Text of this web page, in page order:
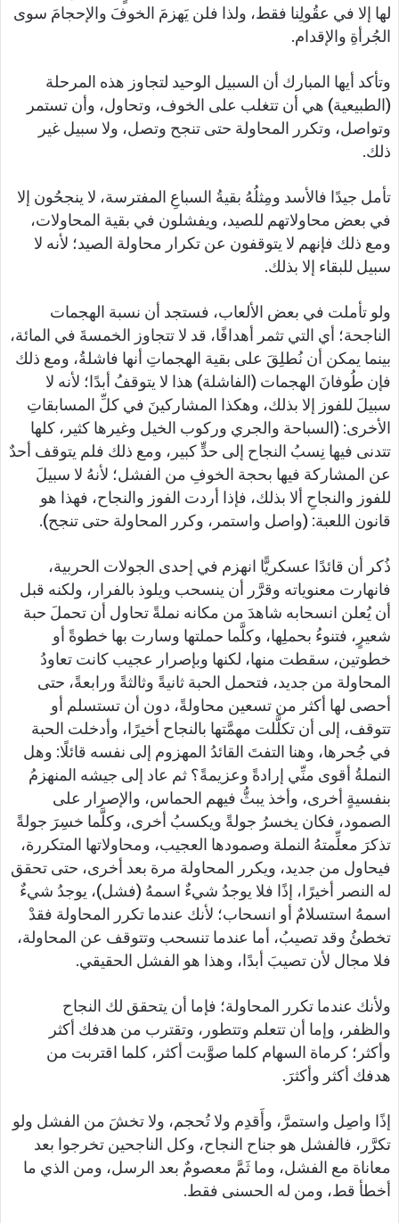
لها إلا في عقُولِنا فقط، ولذا فلن يَهزمَ الخوفَ والإحجامَ سوى
الجُرأةِ والإقدام.
وتأكد أيها المبارك أن السبيل الوحيد لتجاوز هذه المرحلة
(الطبيعية) هي أن تتغلب على الخوف، وتحاول، وأن تستمر
وتواصل، وتكرر المحاولة حتى تنجح وتصل، ولا سبيل غير
ذلك.
تأمل جيدًا فالأسد ومِثلُهُ بقيةُ السباعِ المفترسة، لا ينجحُون إلا
في بعض محاولاتهم للصيد، ويفشلون في بقية المحاولات،
ومع ذلك فإنهم لا يتوقفون عن تكرار محاولة الصيد؛ لأنه لا
سبيل للبقاء إلا بذلك.
ولو تأملت في بعض الألعاب، فستجد أن نسبة الهجمات
الناجحة؛ أي التي تثمر أهدافًا، قد لا تتجاوز الخمسةَ في المائة،
بينما يمكن أن نُطلِقَ على بقية الهجماتِ أنها فاشلةُ، ومع ذلك
فإن طُوفانَ الهجمات (الفاشلة) هذا لا يتوقفُ أبدًا؛ لأنه لا
سبيلَ للفوز إلا بذلك، وهكذا المشاركينَ في كلِّ المسابقاتِ
الأخرى: (السباحة والجري وركوب الخيل وغيرها كثير، كلها
تتدنى فيها نِسبُ النجاح إلى حدٍّ كبير، ومع ذلك فلم يتوقف أحدٌ
عن المشاركة فيها بحجة الخوفِ من الفشل؛ لأنهُ لا سبيلَ
للفوز والنجاحِ ألا بذلك، فإذا أردت الفوز والنجاح، فهذا هو
قانون اللعبة: (واصل واستمر، وكرر المحاولة حتى تنجح).
ذُكر أن قائدًا عسكريًّا انهزم في إحدى الجولات الحربية،
فانهارت معنوياته وقرَّر أن ينسحب ويلوذ بالفرار، ولكنه قبل
أن يُعلن انسحابه شاهدَ من مكانه نملةً تحاول أن تحملَ حبة
شعيرٍ، فتنوءُ بحملِها، وكلَّما حملتها وسارت بها خطوةً أو
خطوتين، سقطت منها، لكنها وبإصرار عجيب كانت تعاودُ
المحاولة من جديد، فتحمل الحبة ثانيةً وثالثةً ورابعةً، حتى
أحصى لها أكثر من تسعين محاولةً، دون أن تستسلم أو
تتوقف، إلى أن تكلَّلت مهمَّتها بالنجاح أخيرًا، وأدخلت الحبة
في جُحرها، وهنا التفتَ القائدُ المهزوم إلى نفسه قائلًا: وهل
النملةُ أقوى منِّي إرادةً وعزيمةً؟ ثم عاد إلى جيشه المنهزمُ
بنفسيةٍ أخرى، وأخذ يبثُّ فيهم الحماس، والإصرار على
الصمود، فكان يخسرُ جولةً ويكسبُ أخرى، وكلَّما خسِرَ جولةً
تذكرَ معلِّمتهُ النملة وصمودها العجيب، ومحاولاتها المتكررة،
فيحاول من جديد، ويكرر المحاولة مرة بعد أخرى، حتى تحقق
له النصر أخيرًا، إذًا فلا يوجدُ شيءٌ اسمهُ (فشل)، يوجدُ شيءٌ
اسمهُ استسلامٌ أو انسحاب؛ لأنك عندما تكرر المحاولة فقدْ
تخطئُ وقد تصيبُ، أما عندما تنسحب وتتوقف عن المحاولة،
فلا مجال لأن تصيبَ أبدًا، وهذا هو الفشل الحقيقي.
ولأنك عندما تكرر المحاولة؛ فإما أن يتحقق لك النجاح
والظفر، وإما أن تتعلم وتتطور، وتقترب من هدفك أكثر
وأكثر؛ كرماة السهام كلما صوَّبت أكثر، كلما اقتربت من
هدفك أكثر وأكثرَ.
إذًا واصِل واستمرَّ، وأَقدِم ولا تُحجم، ولا تخشَ من الفشل ولو
تكرَّر، فالفشل هو جناح النجاح، وكل الناجحين تخرجوا بعد
معاناة مع الفشل، وما ثَمَّ معصومٌ بعد الرسل، ومن الذي ما
أخطأ قط، ومن له الحسنى فقط.